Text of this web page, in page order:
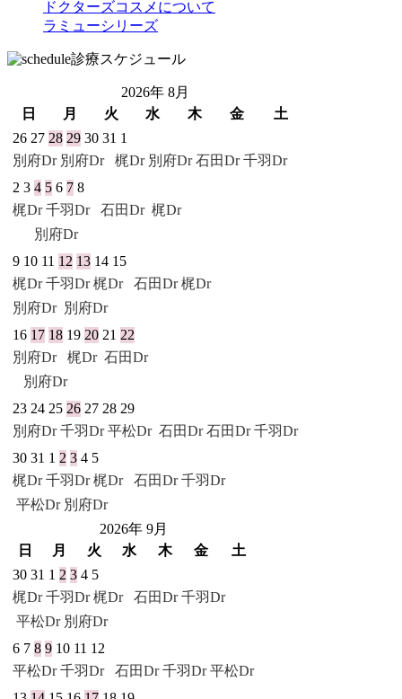
ドクターズコスメについて
ラミューシリーズ
診療スケジュール
2026年 8月
日
月 火 水 木 金
土
26 27 28 29 30 31 1
別府Dr 別府Dr 梶Dr 別府Dr 石田Dr 千羽Dr
2 3 4 5 6 7 8
梶Dr 千羽Dr 石田Dr 梶Dr
別府Dr
9 10 11 12 13 14 15
梶Dr 千羽Dr 梶Dr 石田Dr 梶Dr
別府Dr 別府Dr
16 17 18 19 20 21 22
別府Dr
梶Dr 石田Dr
別府Dr
23 24 25 26 27 28 29
別府Dr 千羽Dr 平松Dr 石田Dr 石田Dr 千羽Dr
30 31 1 2 3 4 5
梶Dr 千羽Dr 梶Dr 石田Dr 千羽Dr
平松Dr 別府Dr
2026年 9月
日
月 火 水 木 金
土
30 31 1 2 3 4 5
梶Dr 千羽Dr 梶Dr 石田Dr 千羽Dr
平松Dr 別府Dr
6 7 8 9 10 11 12
平松Dr 千羽Dr 石田Dr 千羽Dr 平松Dr